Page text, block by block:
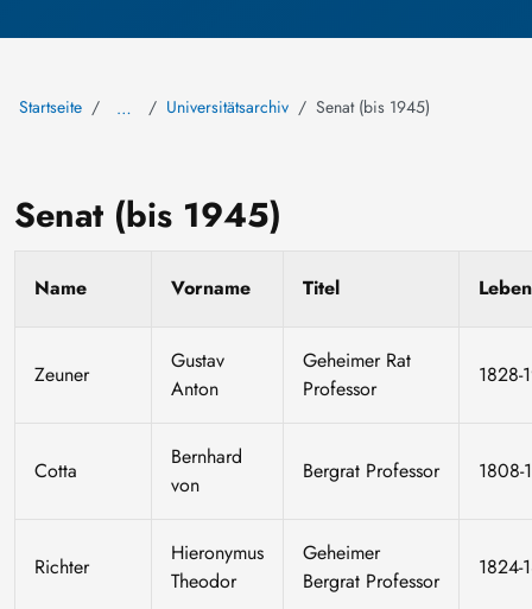
Startseite … Universitätsarchiv Senat (bis 1945)
Senat (bis 1945)
Name Vorname Titel
Zeuner
Gustav
Anton
Geheimer Rat
Professor
1828-
Cotta
Bernhard
von
Bergrat Professor 1808-
Richter
Hieronymus
Theodor
Geheimer
Bergrat Professor
1824-